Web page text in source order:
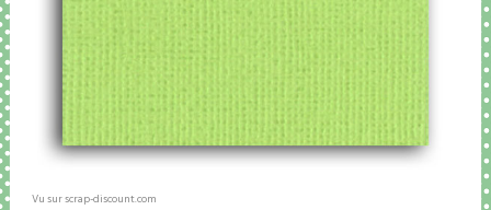
Vu sur scrap-discount.com